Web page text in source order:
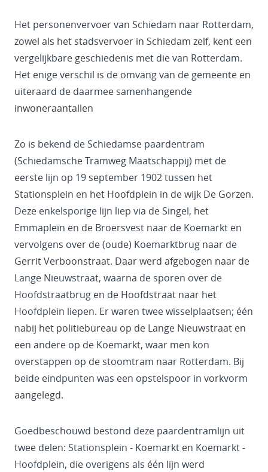
Het personenvervoer van Schiedam naar Rotterdam,
zowel als het stadsvervoer in Schiedam zelf, kent een
vergelijkbare geschiedenis met die van Rotterdam.
Het enige verschil is de omvang van de gemeente en
uiteraard de daarmee samenhangende
inwoneraantallen
Zo is bekend de Schiedamse paardentram
(Schiedamsche Tramweg Maatschappij) met de
eerste lijn op 19 september 1902 tussen het
Stationsplein en het Hoofdplein in de wijk De Gorzen.
Deze enkelsporige lijn liep via de Singel, het
Emmaplein en de Broersvest naar de Koemarkt en
vervolgens over de (oude) Koemarktbrug naar de
Gerrit Verboonstraat. Daar werd afgebogen naar de
Lange Nieuwstraat, waarna de sporen over de
Hoofdstraatbrug en de Hoofdstraat naar het
Hoofdplein liepen. Er waren twee wisselplaatsen; één
nabij het politiebureau op de Lange Nieuwstraat en
een andere op de Koemarkt, waar men kon
overstappen op de stoomtram naar Rotterdam. Bij
beide eindpunten was een opstelspoor in vorkvorm
aangelegd.
Goedbeschouwd bestond deze paardentramlijn uit
twee delen: Stationsplein - Koemarkt en Koemarkt -
Hoofdplein, die overigens als één lijn werd